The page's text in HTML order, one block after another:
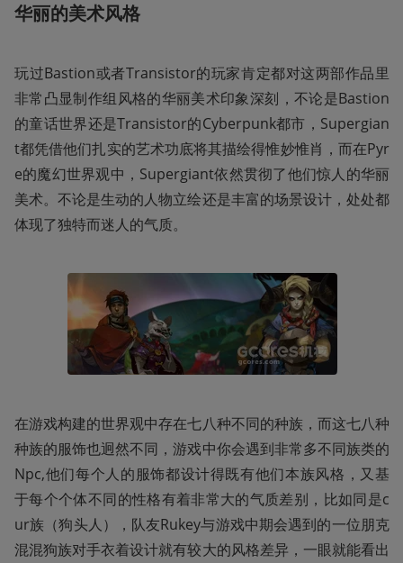
华丽的美术风格
玩过Bastion或者Transistor的玩家肯定都对这两部作品里
非常凸显制作组风格的华丽美术印象深刻，不论是Bastion
的童话世界还是Transistor的Cyberpunk都市，Supergian
t都凭借他们扎实的艺术功底将其描绘得惟妙惟肖，而在Pyr
e的魔幻世界观中，Supergiant依然贯彻了他们惊人的华丽
美术。不论是生动的人物立绘还是丰富的场景设计，处处都
体现了独特而迷人的气质。
在游戏构建的世界观中存在七八种不同的种族，而这七八种
种族的服饰也迥然不同，游戏中你会遇到非常多不同族类的
Npc,他们每个人的服饰都设计得既有他们本族风格，又基
于每个个体不同的性格有着非常大的气质差别，比如同是c
ur族（狗头人），队友Rukey与游戏中期会遇到的一位朋克
混混狗族对手衣着设计就有较大的风格差异，一眼就能看出